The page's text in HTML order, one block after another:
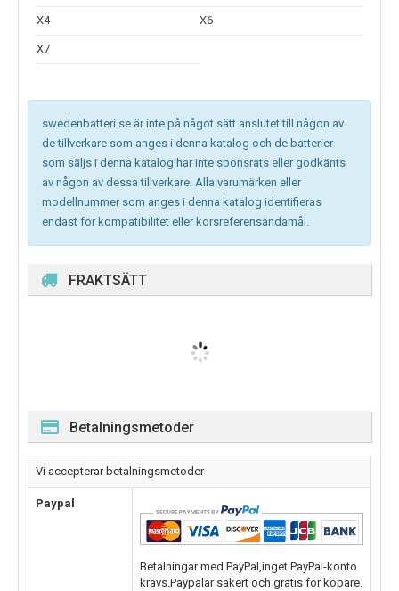
X4 X6
X7
swedenbatteri.se är inte på något sätt anslutet till någon av
de tillverkare som anges i denna katalog och de batterier
som säljs i denna katalog har inte sponsrats eller godkänts
av någon av dessa tillverkare. Alla varumärken eller
modellnummer som anges i denna katalog identifieras
endast för kompatibilitet eller korsreferensändamål.
FRAKTSÄTT
Betalningsmetoder
Vi accepterar betalningsmetoder
Paypal
Betalningar med PayPal,inget PayPal-konto
krävs.Paypalär säkert och gratis för köpare.